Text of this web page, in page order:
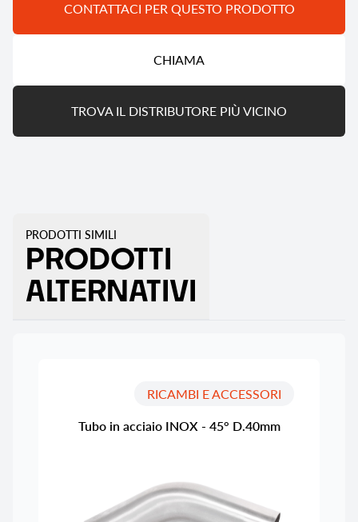
CONTATTACI PER QUESTO PRODOTTO
CHIAMA
TROVA IL DISTRIBUTORE PIÙ VICINO
PRODOTTI SIMILI
PRODOTTI
ALTERNATIVI
RICAMBI E ACCESSORI
Tubo in acciaio INOX - 45° D.40mm